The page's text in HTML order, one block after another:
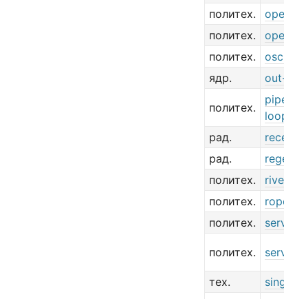
политех.
политех.
политех.
ядр.
политех.
рад.
рад.
политех.
политех.
политех.
политех.
тех.